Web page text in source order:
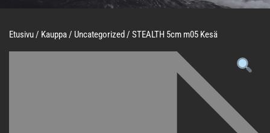
Etusivu / Kauppa / Uncategorized / STEALTH 5cm m05 Kesä